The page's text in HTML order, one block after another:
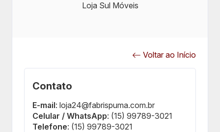
Loja Sul Móveis
Voltar ao Início
Contato
E-mail: loja24@fabrispuma.com.br
Celular / WhatsApp: (15) 99789-3021
Telefone: (15) 99789-3021